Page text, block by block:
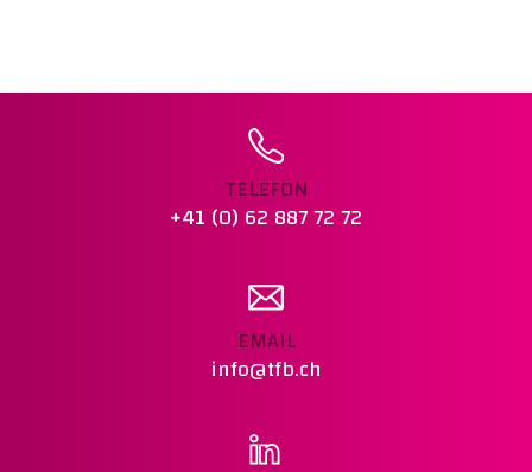
Warenkorb legen
TELEFON
+41 (0) 62 887 72 72
EMAIL
info@tfb.ch